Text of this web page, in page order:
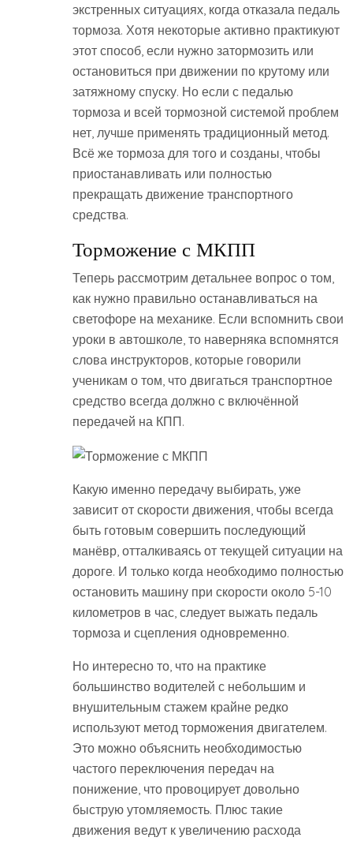
экстренных ситуациях, когда отказала педаль
тормоза. Хотя некоторые активно практикуют
этот способ, если нужно затормозить или
остановиться при движении по крутому или
затяжному спуску. Но если с педалью
тормоза и всей тормозной системой проблем
нет, лучше применять традиционный метод.
Всё же тормоза для того и созданы, чтобы
приостанавливать или полностью
прекращать движение транспортного
средства.
Торможение с МКПП
Теперь рассмотрим детальнее вопрос о том,
как нужно правильно останавливаться на
светофоре на механике. Если вспомнить свои
уроки в автошколе, то наверняка вспомнятся
слова инструкторов, которые говорили
ученикам о том, что двигаться транспортное
средство всегда должно с включённой
передачей на КПП.
Какую именно передачу выбирать, уже
зависит от скорости движения, чтобы всегда
быть готовым совершить последующий
манёвр, отталкиваясь от текущей ситуации на
дороге. И только когда необходимо полностью
остановить машину при скорости около 5-10
километров в час, следует выжать педаль
тормоза и сцепления одновременно.
Но интересно то, что на практике
большинство водителей с небольшим и
внушительным стажем крайне редко
используют метод торможения двигателем.
Это можно объяснить необходимостью
частого переключения передач на
понижение, что провоцирует довольно
быструю утомляемость. Плюс такие
движения ведут к увеличению расхода